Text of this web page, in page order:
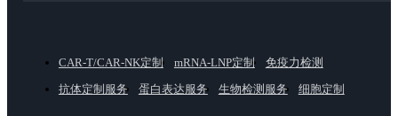
CAR-T/CAR-NK定制 mRNA-LNP定制
免疫力检测
抗体定制服务
蛋白表达服务 生物检测服务 细胞定制